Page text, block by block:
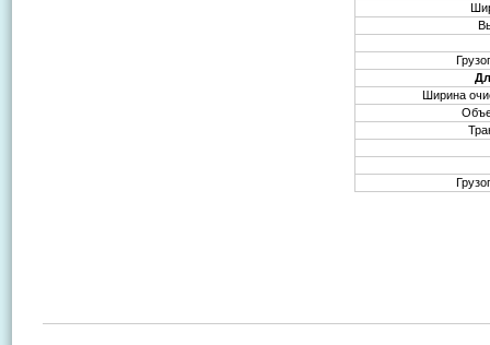
Ширина